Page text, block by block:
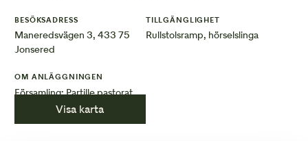
Visa karta
BESÖKSADRESS
Maneredsvägen 3, 433 75
Jonsered
OM ANLÄGGNINGEN
Församling: Partille pastorat
TILLGÄNGLIGHET
Rullstolsramp, hörselslinga